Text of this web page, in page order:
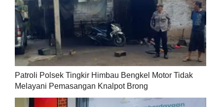
Patroli Polsek Tingkir Himbau Bengkel Motor Tidak
Melayani Pemasangan Knalpot Brong